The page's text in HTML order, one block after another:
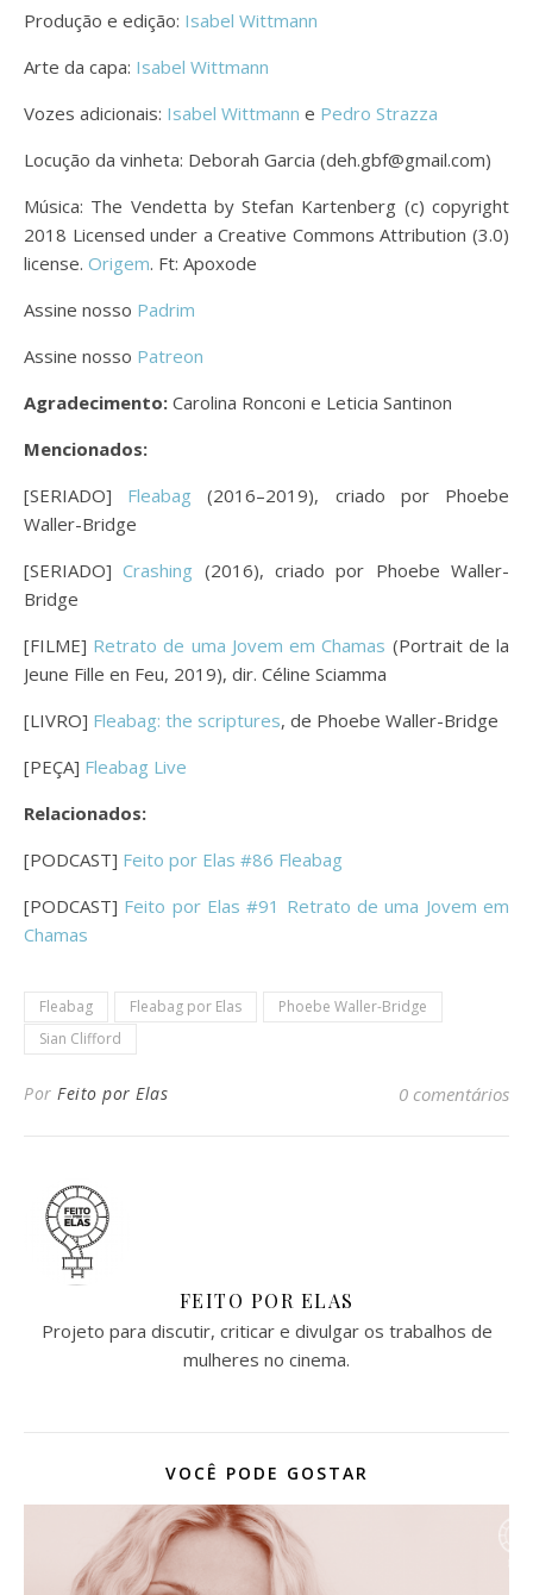
Produção e edição: Isabel Wittmann
Arte da capa: Isabel Wittmann
Vozes adicionais: Isabel Wittmann e Pedro Strazza
Locução da vinheta: Deborah Garcia (deh.gbf@gmail.com)
Música: The Vendetta by Stefan Kartenberg (c) copyright
2018 Licensed under a Creative Commons Attribution (3.0)
license. Origem. Ft: Apoxode
Assine nosso Padrim
Assine nosso Patreon
Agradecimento: Carolina Ronconi e Leticia Santinon
Mencionados:
[SERIADO] Fleabag(2016–2019), criado por Phoebe
Waller-Bridge
[SERIADO]Crashing (2016), criado por Phoebe Waller-
Bridge
[FILME] Retrato de uma Jovem em Chamas (Portrait de la
Jeune Fille en Feu, 2019), dir. Céline Sciamma
[LIVRO] Fleabag: the scriptures, de Phoebe Waller-Bridge
[PEÇA] Fleabag Live
Relacionados:
[PODCAST] Feito por Elas #86 Fleabag
[PODCAST] Feito por Elas #91 Retrato de uma Jovem em
Chamas
Fleabag Fleabag por Elas
Phoebe Waller-Bridge
Sian Clifford
Por Feito por Elas 0 comentários
FEITO POR ELAS
Projeto para discutir, criticar e divulgar os trabalhos de
mulheres no cinema.
VOCÊ PODE GOSTAR